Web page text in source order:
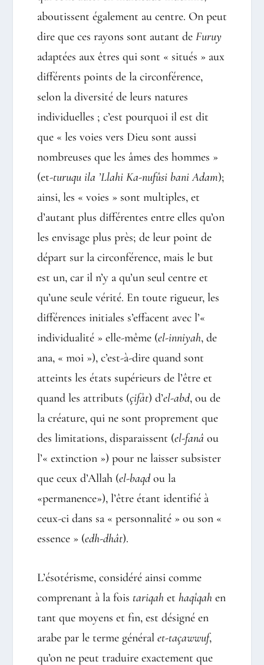
aboutissent également au centre. On peut
dire que ces rayons sont autant de Furuy
adaptées aux êtres qui sont « situés » aux
différents points de la circonférence,
selon la diversité de leurs natures
individuelles ; c’est pourquoi il est dit
que « les voies vers Dieu sont aussi
nombreuses que les âmes des hommes »
(et-turuqu ila ’Llahi Ka-nufûsi bani Adam);
ainsi, les « voies » sont multiples, et
d’autant plus différentes entre elles qu’on
les envisage plus près; de leur point de
départ sur la circonférence, mais le but
est un, car il n’y a qu’un seul centre et
qu’une seule vérité. En toute rigueur, les
différences initiales s’effacent avec l’«
individualité » elle-même (el-inniyah, de
ana, « moi »), c’est-à-dire quand sont
atteints les états supérieurs de l’être et
quand les attributs (çifàt) d’el-abd, ou de
la créature, qui ne sont proprement que
des limitations, disparaissent (el-fanâou
l’« extinction ») pour ne laisser subsister
que ceux d’Allah (el-baqdou la
«permanence»), l’être étant identifié à
ceux-ci dans sa « personnalité » ou son «
essence » (edh-dhât).
L’ésotérisme, considéré ainsi comme
comprenant à la fois tariqahet haqîqahen
tant que moyens et fin, est désigné en
arabe par le terme général et-taçawwuf,
qu’on ne peut traduire exactement que